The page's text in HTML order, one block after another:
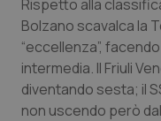
Rispetto alla
Bolzano scavalca la
“eccellenza”,
intermedia. Il Friuli
diventando sesta; il
non uscendo però